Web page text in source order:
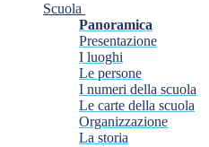
Scuola
Panoramica
Presentazione
I luoghi
Le persone
I numeri della scuola
Le carte della scuola
Organizzazione
La storia